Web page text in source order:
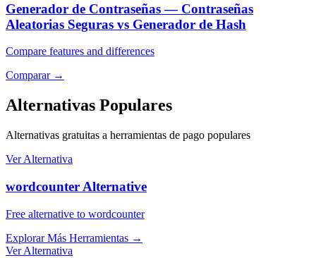
Generador de Contraseñas — Contraseñas
Aleatorias Seguras vs Generador de Hash
Compare features and differences
Comparar→
Alternativas Populares
Alternativas gratuitas a herramientas de pago populares
Ver Alternativa
wordcounter Alternative
Free alternative to wordcounter
Explorar Más Herramientas →
Ver Alternativa